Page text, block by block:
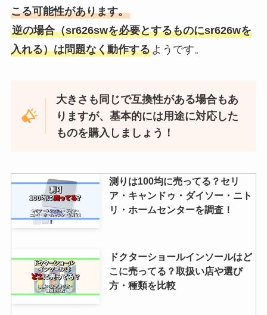
ドクターシーラボはドラッグスト
アで買える？スギ薬局で割引あ
る？安い取扱店をリサーチ！
こる可能性があります。
逆の場合（sr626swを必要とするものにsr626wを
入れる）は問題なく動作するようです。
大きさも同じで互換性がある場合もあ
りますが、基本的には用途に対応した
ものを購入しましょう！
測りは100均に売ってる？セリ
ア・キャンドゥ・ダイソー・ニト
リ・ホームセンターを調査！
ドクターショールインソールはど
こに売ってる？取扱い店や選び
方・種類を比較